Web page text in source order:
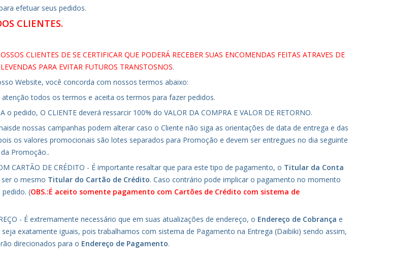
efetuar seus pedidos.
CLIENTES.
CLIENTES DE SE CERTIFICAR QUE PODERÁ RECEBER SUAS ENCOMENDAS FEITAS ATRAVES DE
PARA EVITAR FUTUROS TRANSTOSNOS.
Website, você concorda com nossos termos abaixo:
atenção todos os termos e aceita os termos para fazer pedidos.
o pedido, O CLIENTE deverá ressarcir 100% do VALOR DA COMPRA E VALOR DE RETORNO.
nossas campanhas podem alterar caso o Cliente não siga as orientações de data de entrega e das
os valores promocionais são lotes separados para Promoção e devem ser entregues no dia seguinte
Promoção..
CARTÃO DE CRÉDITO - É importante resaltar que para este tipo de pagamento, o Titular da Conta
o mesmo Titular do Cartão de Crédito. Caso contrário pode implicar o pagamento no momento
(OBS.:É aceito somente pagamento com Cartões de Crédito com sistema de
- É extremamente necessário que em suas atualizações de endereço, o Endereço de Cobrança e
seja exatamente iguais, pois trabalhamos com sistema de Pagamento na Entrega (Daibiki) sendo assim,
direcionados para o Endereço de Pagamento.